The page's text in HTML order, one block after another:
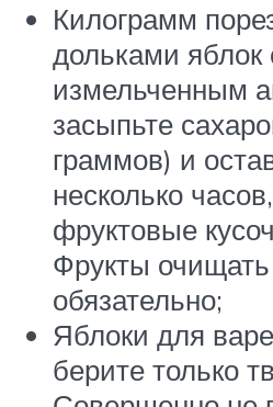
Килограмм
дольками
измельченным
засыпьте
граммов) и
несколько
фруктовые
Фрукты
обязательно;
Яблоки для
берите только